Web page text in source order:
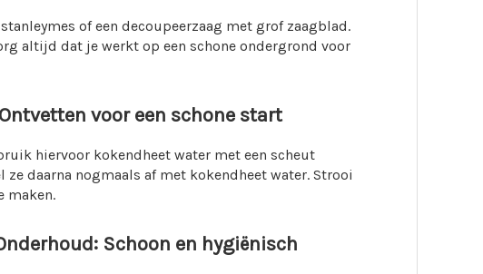
of een decoupeerzaag met grof zaagblad.
altijd dat je werkt op een schone ondergrond voor
voor een schone start
hiervoor kokendheet water met een scheut
daarna nogmaals af met kokendheet water. Strooi
maken.
Schoon en hygiënisch